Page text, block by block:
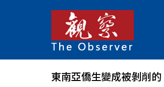
東南亞僑生變成被剝削